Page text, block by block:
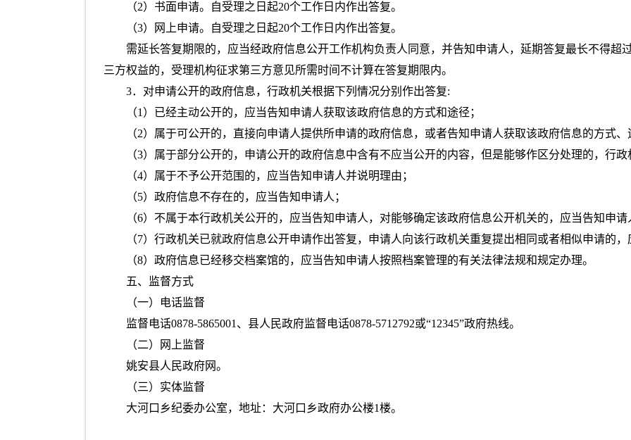
（2）书面申请。自受理之日起20个工作日内作出答复。
（3）网上申请。自受理之日起20个工作日内作出答复。
需延长答复期限的，应当经政府信息公开工作机构负责人同意，并告知申请人，延期答复最长不得超
三方权益的，受理机构征求第三方意见所需时间不计算在答复期限内。
3．对申请公开的政府信息，行政机关根据下列情况分别作出答复:
（1）已经主动公开的，应当告知申请人获取该政府信息的方式和途径；
（2）属于可公开的，直接向申请人提供所申请的政府信息，或者告知申请人获取该政府信息的方式
（3）属于部分公开的，申请公开的政府信息中含有不应当公开的内容，但是能够作区分处理的，行
（4）属于不予公开范围的，应当告知申请人并说明理由；
（5）政府信息不存在的，应当告知申请人；
（6）不属于本行政机关公开的，应当告知申请人，对能够确定该政府信息公开机关的，应当告知申
（7）行政机关已就政府信息公开申请作出答复，申请人向该行政机关重复提出相同或者相似申请的
（8）政府信息已经移交档案馆的，应当告知申请人按照档案管理的有关法律法规和规定办理。
五、监督方式
（一）电话监督
监督电话0878-5865001、县人民政府监督电话0878-5712792或“12345”政府热线。
（二）网上监督
姚安县人民政府网。
（三）实体监督
大河口乡纪委办公室，地址：大河口乡政府办公楼1楼。